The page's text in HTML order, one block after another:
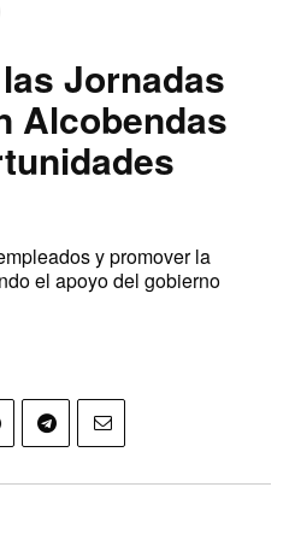
Jornadas
Alcobendas
y promover la
el apoyo del gobierno